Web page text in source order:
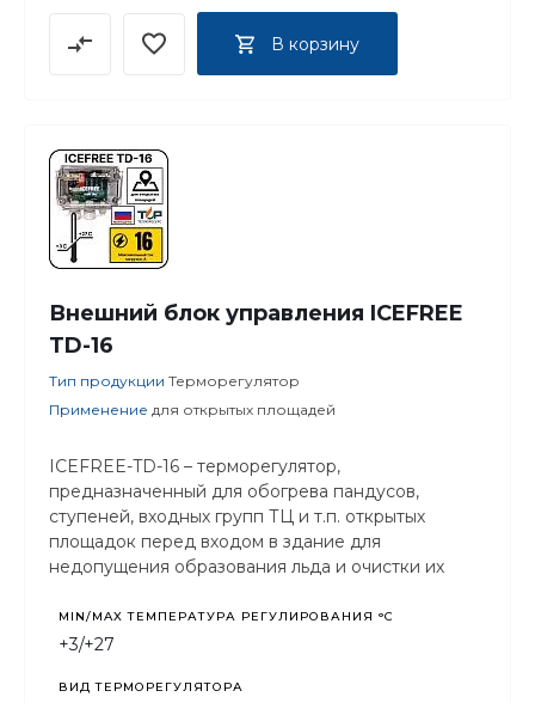
В корзину
Внешний блок управления ICEFREE
TD-16
Тип продукции Терморегулятор
Применение для открытых площадей
ICEFREE-TD-16 – терморегулятор,
предназначенный для обогрева пандусов,
ступеней, входных групп ТЦ и т.п. открытых
площадок перед входом в здание для
недопущения образования льда и очистки их
MIN/MAX ТЕМПЕРАТУРА РЕГУЛИРОВАНИЯ °С
+3/+27
ВИД ТЕРМОРЕГУЛЯТОРА